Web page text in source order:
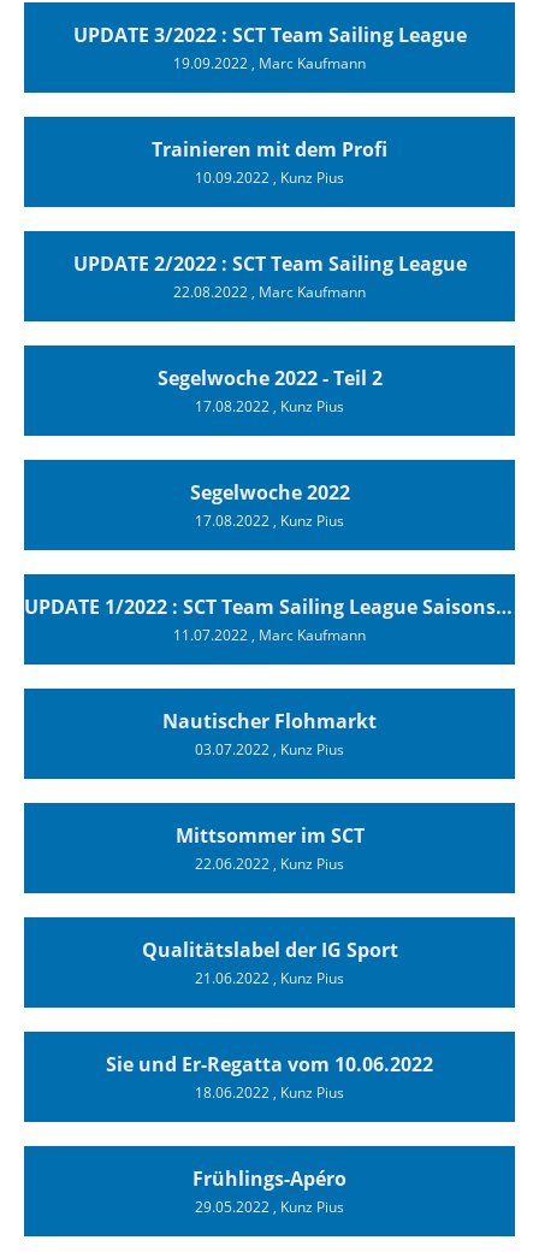
UPDATE 3/2022 : SCT Team Sailing League
19.09.2022, Marc Kaufmann
Trainieren mit dem Profi
10.09.2022, Kunz Pius
UPDATE 2/2022 : SCT Team Sailing League
22.08.2022, Marc Kaufmann
Segelwoche 2022 - Teil 2
17.08.2022, Kunz Pius
Segelwoche 2022
17.08.2022, Kunz Pius
UPDATE 1/2022 : SCT Team Sailing League Saisonstartsieg
11.07.2022, Marc Kaufmann
Nautischer Flohmarkt
03.07.2022, Kunz Pius
Mittsommer im SCT
22.06.2022, Kunz Pius
Qualitätslabel der IG Sport
21.06.2022, Kunz Pius
Sie und Er-Regatta vom 10.06.2022
18.06.2022, Kunz Pius
Frühlings-Apéro
29.05.2022, Kunz Pius